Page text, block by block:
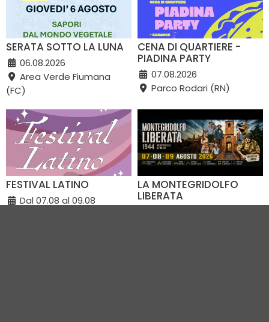
SERATA SOTTO LA LUNA
06.08.2026
Area Verde Fiumana
(FC)
CENA DI QUARTIERE -
PIADINA PARTY
07.08.2026
Parco Rodari (RN)
FESTIVAL LATINO
Dal 07.08 al 09.08
LA MONTEGRIDOLFO
LIBERATA